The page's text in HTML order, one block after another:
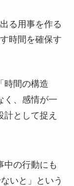
る用事を作る
時間を確保す
時間の構造
く、感情が一
として捉え
中の行動にも
いと」という